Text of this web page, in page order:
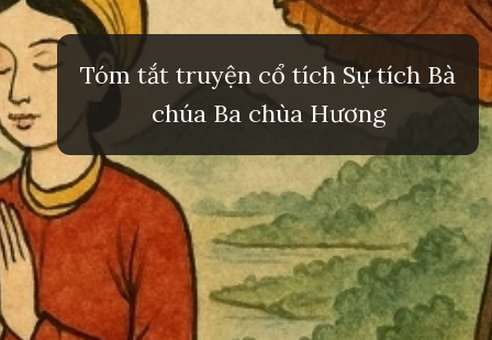
Tóm tắt truyện cổ tích Sự tích Bà
chúa Ba chùa Hương